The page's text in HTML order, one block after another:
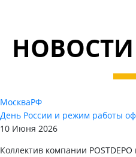
МоскваРФ
День России и режим работы
10 Июня 2026
Коллектив компании